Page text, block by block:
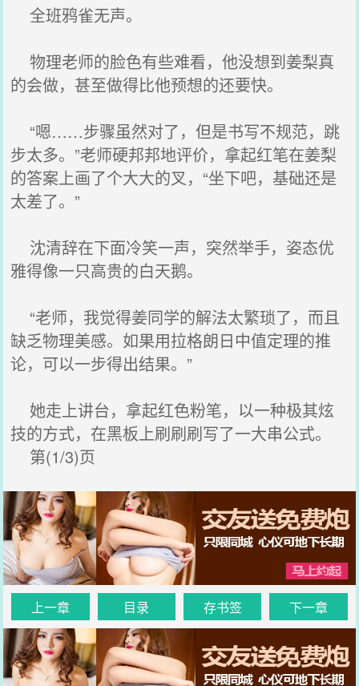
全班鸦雀无声。
物理老师的脸色有些难看，他没想到姜梨真
的会做，甚至做得比他预想的还要快。
“嗯……步骤虽然对了，但是书写不规范，跳
步太多。”老师硬邦邦地评价，拿起红笔在姜梨
的答案上画了个大大的叉，“坐下吧，基础还是
太差了。”
沈清辞在下面冷笑一声，突然举手，姿态优
雅得像一只高贵的白天鹅。
“老师，我觉得姜同学的解法太繁琐了，而且
缺乏物理美感。如果用拉格朗日中值定理的推
论，可以一步得出结果。”
她走上讲台，拿起红色粉笔，以一种极其炫
技的方式，在黑板上刷刷刷写了一大串公式。
第(1/3)页
上一章 目录 存书签 下一章